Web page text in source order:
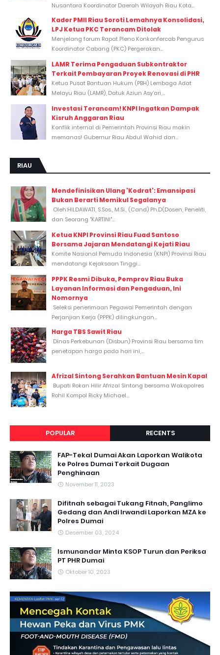
Nusantara Koordinator Daerah Wilayah Riau Kota...
Kader PMII Riau Soroti Lemahnya Konsolidasi,
LPJ Ketua PKC Terancam Ditolak
Menjelang forum Rapat Pleno Konkonfercab Pengurus
Koordinator Cabang (PKC) Pergerakan...
LAMR Terima Pengaduan Subkontraktor
Terkait Pembayaran Proyek Renovasi di PHR
Ketua Pusat Bantuan Hukum (PBH) Lembaga Adat
Melayu Riau (LAMR), Datuk Aziun Asy’ari,...
Investasi Terancam! KNPI Ingatkan Dampak
Kisruh Anggaran Riau
Konflik internal di Pemerintah Provinsi Riau makin
memanas! Gubernur Riau Abdul Wahid dan...
RIAU
Mendefinisikan Ulang 'Kodrat': Emansipasi
Bukan Berarti Memikul Segalanya
Oleh:HILDAWATI, S.Sos., M.Si., (Cand) Ph.D(Dosen, Peneliti,
dan Seorang "KARTINI"...
Ketua KNPI Provinsi Riau Fuad Santoso
Bersama Jajaran Mendatangi Kejati Riau
Komite Nasional Pemuda Indonesia (KNPI) Provinsi Riau
mendatangi Kejaksaan Tinggi...
PPPK Resmi Dibuka, Pemprov Riau Buka
Layanan Informasi dan Pengaduan, Ini
Nomornya
Seleksi penerimaan Pegawai Pemerintah dengan
Perjanjian Kerja (PPPK) dilingkungan...
Harga TBS Sawit Riau
Dinas Perkebunan (Disbun) Provinsi Riau bersama tim
penetapan harga pada hari ini,...
Afrizal Sintong Serahkan Bantuan Mesin Kapal
Bupati Rokan Hilir Afrizal Sintong bersama Wakapolres
Rohil Kompol Ricky Michael...
POPULAR RECENTS
FAP-Tekal Dumai Akan Laporkan Walikota
ke Polres Dumai Terkait Dugaan
Penghinaan
November 11, 2023
Difitnah sebagai Tukang Fitnah, Panglimo
Gedang dan Andi Irwandi Laporkan MZA ke
Polres Dumai
Desember 03, 2024
Ismunandar Minta KSOP Turun dan Periksa
PT PHR Dumai
Oktober 10, 2023